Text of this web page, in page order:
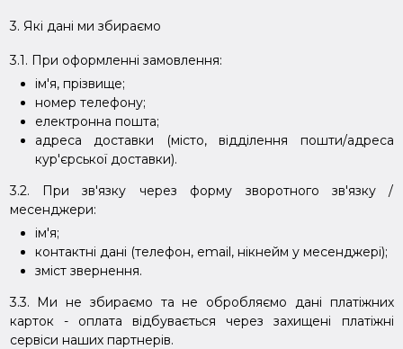
3. Які дані ми збираємо
3.1. При оформленні замовлення:
ім'я, прізвище;
номер телефону;
електронна пошта;
адреса доставки (місто, відділення пошти/адреса
кур'єрської доставки).
3.2. При зв'язку через форму зворотного зв'язку /
месенджери:
ім'я;
контактні дані (телефон, email, нікнейм у месенджері);
зміст звернення.
3.3. Ми не збираємо та не обробляємо дані платіжних
карток - оплата відбувається через захищені платіжні
сервіси наших партнерів.